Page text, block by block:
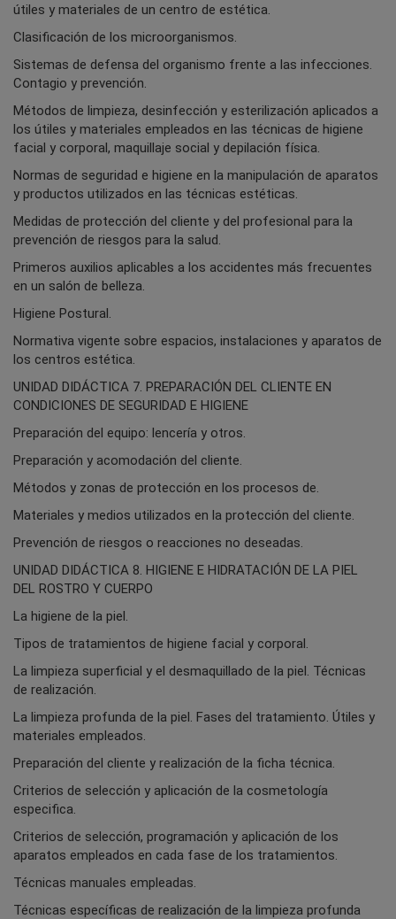
útiles y materiales de un centro de estética.
Clasificación de los microorganismos.
Sistemas de defensa del organismo frente a las infecciones.
Contagio y prevención.
Métodos de limpieza, desinfección y esterilización aplicados a
los útiles y materiales empleados en las técnicas de higiene
facial y corporal, maquillaje social y depilación física.
Normas de seguridad e higiene en la manipulación de aparatos
y productos utilizados en las técnicas estéticas.
Medidas de protección del cliente y del profesional para la
prevención de riesgos para la salud.
Primeros auxilios aplicables a los accidentes más frecuentes
en un salón de belleza.
Higiene Postural.
Normativa vigente sobre espacios, instalaciones y aparatos de
los centros estética.
UNIDAD DIDÁCTICA 7. PREPARACIÓN DEL CLIENTE EN
CONDICIONES DE SEGURIDAD E HIGIENE
Preparación del equipo: lencería y otros.
Preparación y acomodación del cliente.
Métodos y zonas de protección en los procesos de.
Materiales y medios utilizados en la protección del cliente.
Prevención de riesgos o reacciones no deseadas.
UNIDAD DIDÁCTICA 8. HIGIENE E HIDRATACIÓN DE LA PIEL
DEL ROSTRO Y CUERPO
La higiene de la piel.
Tipos de tratamientos de higiene facial y corporal.
La limpieza superficial y el desmaquillado de la piel. Técnicas
de realización.
La limpieza profunda de la piel. Fases del tratamiento. Útiles y
materiales empleados.
Preparación del cliente y realización de la ficha técnica.
Criterios de selección y aplicación de la cosmetología
especifica.
Criterios de selección, programación y aplicación de los
aparatos empleados en cada fase de los tratamientos.
Técnicas manuales empleadas.
Técnicas específicas de realización de la limpieza profunda